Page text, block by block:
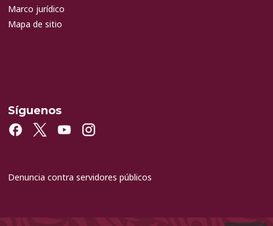
Marco jurídico
Mapa de sitio
Síguenos
Denuncia contra servidores públicos